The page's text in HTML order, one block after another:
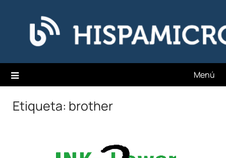
contenido
Hispamicro Blog
Menú
Etiqueta: brother